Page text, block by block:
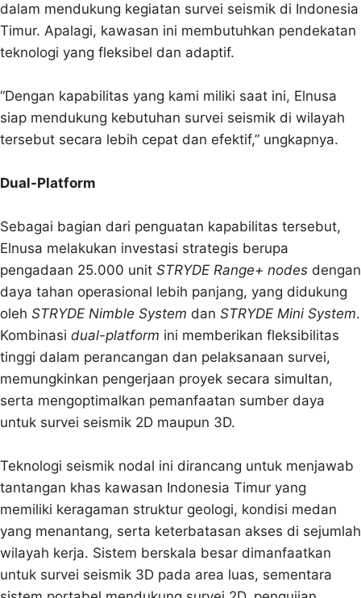
dalam mendukung kegiatan survei seismik di Indonesia
Timur. Apalagi, kawasan ini membutuhkan pendekatan
teknologi yang fleksibel dan adaptif.
“Dengan kapabilitas yang kami miliki saat ini, Elnusa
siap mendukung kebutuhan survei seismik di wilayah
tersebut secara lebih cepat dan efektif,” ungkapnya.
Dual-Platform
Sebagai bagian dari penguatan kapabilitas tersebut,
Elnusa melakukan investasi strategis berupa
pengadaan 25.000 unit STRYDE Range+ nodes dengan
daya tahan operasional lebih panjang, yang didukung
oleh STRYDE Nimble System dan STRYDE Mini System.
Kombinasi dual-platform ini memberikan fleksibilitas
tinggi dalam perancangan dan pelaksanaan survei,
memungkinkan pengerjaan proyek secara simultan,
serta mengoptimalkan pemanfaatan sumber daya
untuk survei seismik 2D maupun 3D.
Teknologi seismik nodal ini dirancang untuk menjawab
tantangan khas kawasan Indonesia Timur yang
memiliki keragaman struktur geologi, kondisi medan
yang menantang, serta keterbatasan akses di sejumlah
wilayah kerja. Sistem berskala besar dimanfaatkan
untuk survei seismik 3D pada area luas, sementara